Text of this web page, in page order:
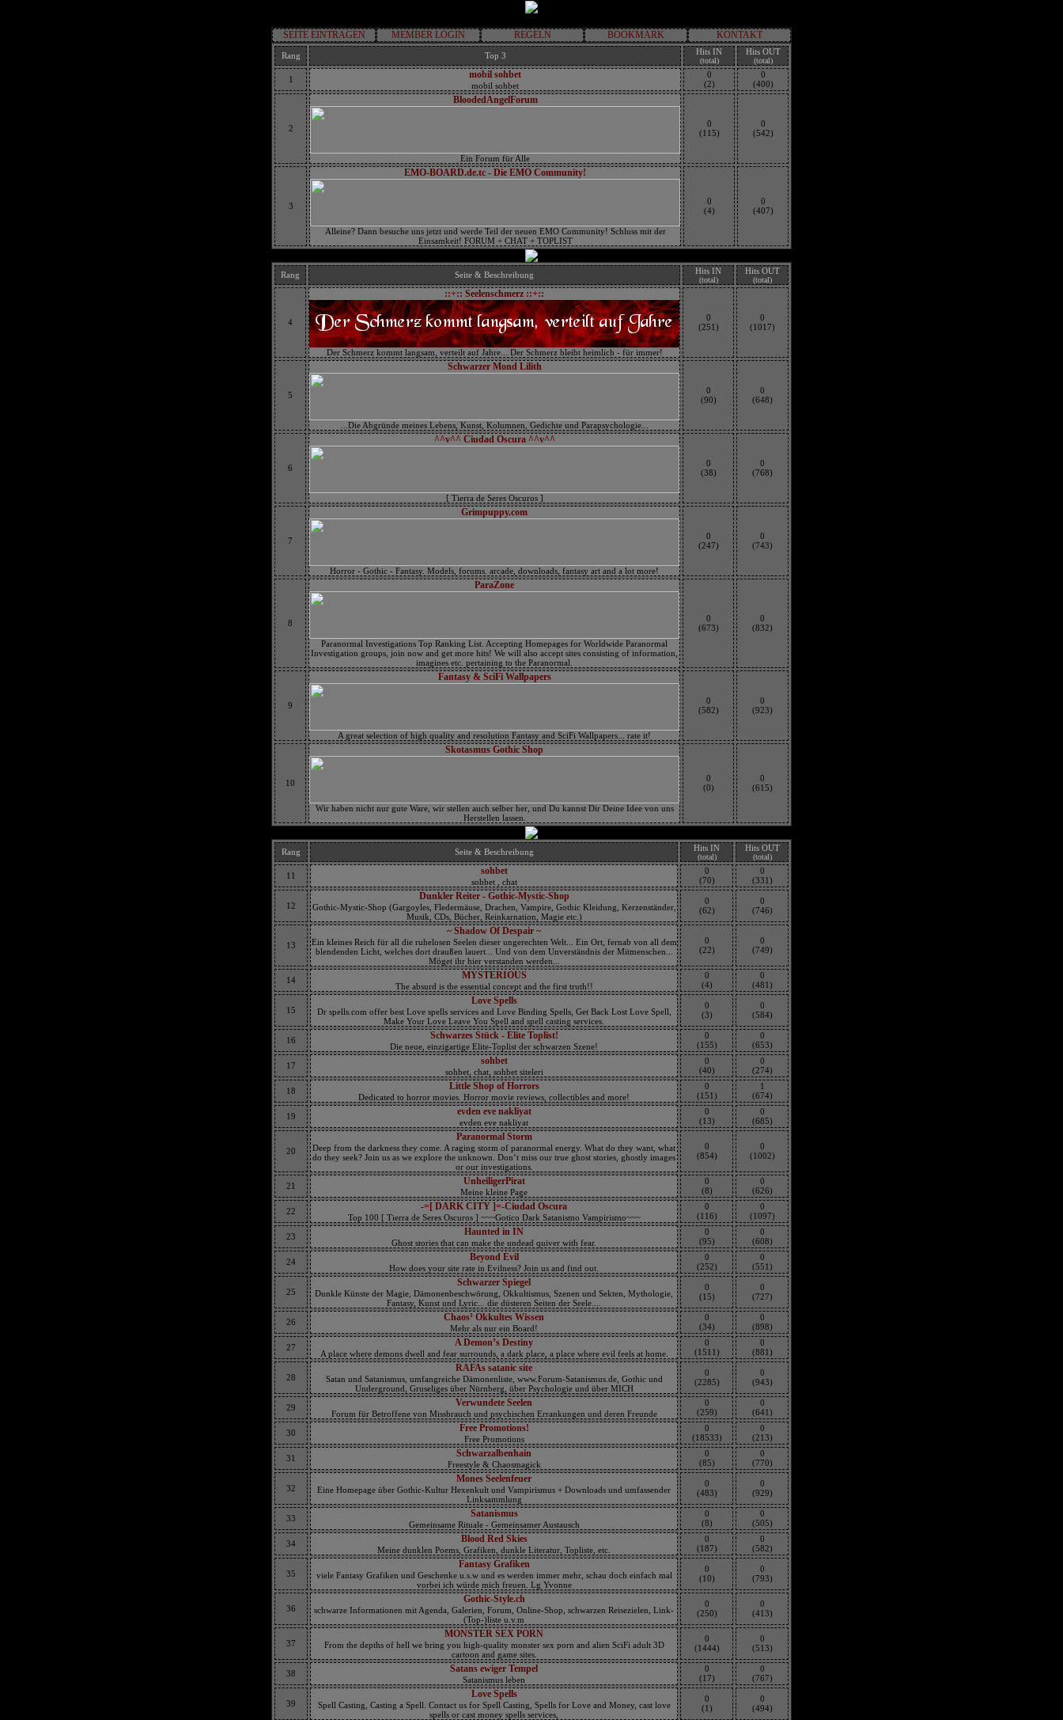
SEITE EINTRAGEN MEMBER LOGIN REGELN BOOKMARK KONTAKT
Rang Top 3 Hits IN
(total)
Hits OUT
(total)
1 mobil sohbet
mobil sohbet
0
(2)
0
(400)
2
BloodedAngelForum
Ein Forum für Alle
0
(115)
0
(542)
3
EMO-BOARD.de.tc - Die EMO Community!
Alleine? Dann besuche uns jetzt und werde Teil der neuen EMO Community! Schluss mit der
Einsamkeit! FORUM + CHAT + TOPLIST
0
(4)
0
(407)
Rang Seite & Beschreibung Hits IN
(total)
Hits OUT
(total)
4
::+:: Seelenschmerz ::+::
Der Schmerz kommt langsam, verteilt auf Jahre... Der Schmerz bleibt heimlich - für immer!
0
(251)
0
(1017)
5
Schwarzer Mond Lilith
...Die Abgründe meines Lebens, Kunst, Kolumnen, Gedichte und Parapsychologie...
0
(90)
0
(648)
6
^^v^^ Ciudad Oscura ^^v^^
[ Tierra de Seres Oscuros ]
0
(38)
0
(768)
7
Grimpuppy.com
Horror - Gothic - Fantasy. Models, forums. arcade, downloads, fantasy art and a lot more!
0
(247)
0
(743)
8
ParaZone
Paranormal Investigations Top Ranking List. Accepting Homepages for Worldwide Paranormal
Investigation groups, join now and get more hits! We will also accept sites consisting of information,
imagines etc. pertaining to the Paranormal.
0
(673)
0
(832)
9
Fantasy & SciFi Wallpapers
A great selection of high quality and resolution Fantasy and SciFi Wallpapers... rate it!
0
(582)
0
(923)
10
Skotasmus Gothic Shop
Wir haben nicht nur gute Ware, wir stellen auch selber her, und Du kannst Dir Deine Idee von uns
Herstellen lassen.
0
(0)
0
(615)
Rang Seite & Beschreibung Hits IN
(total)
Hits OUT
(total)
11 sohbet
sohbet , chat
0
(70)
0
(331)
12
Dunkler Reiter - Gothic-Mystic-Shop
Gothic-Mystic-Shop (Gargoyles, Fledermäuse, Drachen, Vampire, Gothic Kleidung, Kerzenständer,
Musik, CDs, Bücher, Reinkarnation, Magie etc.)
0
(62)
0
(746)
13
~ Shadow Of Despair ~
Ein kleines Reich für all die ruhelosen Seelen dieser ungerechten Welt... Ein Ort, fernab von all dem
blendenden Licht, welches dort draußen lauert... Und von dem Unverständnis der Mitmenschen...
Möget ihr hier verstanden werden...
0
(22)
0
(749)
14 MYSTERIOUS
The absurd is the essential concept and the first truth!!
0
(4)
0
(481)
15
Love Spells
Dr spells.com offer best Love spells services and Love Binding Spells, Get Back Lost Love Spell,
Make Your Love Leave You Spell and spell casting services.
0
(3)
0
(584)
16 Schwarzes Stück - Elite Toplist!
Die neue, einzigartige Elite-Toplist der schwarzen Szene!
0
(155)
0
(653)
17 sohbet
sohbet, chat, sohbet siteleri
0
(40)
0
(274)
18 Little Shop of Horrors
Dedicated to horror movies. Horror movie reviews, collectibles and more!
0
(151)
1
(674)
19 evden eve nakliyat
evden eve nakliyat
0
(13)
0
(685)
20
Paranormal Storm
Deep from the darkness they come. A raging storm of paranormal energy. What do they want, what
do they seek? Join us as we explore the unknown. Don’t miss our true ghost stories, ghostly images
or our investigations.
0
(854)
0
(1002)
21 UnheiligerPirat
Meine kleine Page
0
(8)
0
(626)
22 -=[ DARK CITY ]=-Ciudad Oscura
Top 100 [ Tierra de Seres Oscuros ] ~~~Gotico Dark Satanismo Vampirismo~~~
0
(116)
0
(1097)
23 Haunted in IN
Ghost stories that can make the undead quiver with fear.
0
(95)
0
(608)
24 Beyond Evil
How does your site rate in Evilness? Join us and find out.
0
(252)
0
(551)
25
Schwarzer Spiegel
Dunkle Künste der Magie, Dämonenbeschwörung, Okkultismus, Szenen und Sekten, Mythologie,
Fantasy, Kunst und Lyric... die düsteren Seiten der Seele....
0
(15)
0
(727)
26 Chaos³ Okkultes Wissen
Mehr als nur ein Board!
0
(34)
0
(898)
27 A Demon’s Destiny
A place where demons dwell and fear surrounds, a dark place, a place where evil feels at home.
0
(1511)
0
(881)
28
RAFAs satanic site
Satan und Satanismus, umfangreiche Dämonenliste, www.Forum-Satanismus.de, Gothic und
Underground, Gruseliges über Nürnberg, über Psychologie und über MICH
0
(2285)
0
(943)
29 Verwundete Seelen
Forum für Betroffene von Missbrauch und psychischen Errankungen und deren Freunde
0
(259)
0
(641)
30 Free Promotions!
Free Promotions
0
(18533)
0
(213)
31 Schwarzalbenhain
Freestyle & Chaosmagick
0
(85)
0
(770)
32
Mones Seelenfeuer
Eine Homepage über Gothic-Kultur Hexenkult und Vampirismus + Downloads und umfassender
Linksammlung
0
(483)
0
(929)
33 Satanismus
Gemeinsame Rituale - Gemeinsamer Austausch
0
(8)
0
(505)
34 Blood Red Skies
Meine dunklen Poems, Grafiken, dunkle Literatur, Topliste, etc.
0
(187)
0
(582)
35
Fantasy Grafiken
viele Fantasy Grafiken und Geschenke u.s.w und es werden immer mehr, schau doch einfach mal
vorbei ich würde mich freuen. Lg Yvonne
0
(10)
0
(793)
36
Gothic-Style.ch
schwarze Informationen mit Agenda, Galerien, Forum, Online-Shop, schwarzen Reisezielen, Link-
(Top-)liste u.v.m
0
(250)
0
(413)
37
MONSTER SEX PORN
From the depths of hell we bring you high-quality monster sex porn and alien SciFi adult 3D
cartoon and game sites.
0
(1444)
0
(513)
38 Satans ewiger Tempel
Satanismus leben
0
(17)
0
(767)
39
Love Spells
Spell Casting, Casting a Spell. Contact us for Spell Casting, Spells for Love and Money, cast love
spells or cast money spells services,
0
(1)
0
(494)